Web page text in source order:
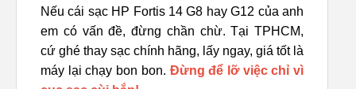
Nếu cái sạc HP Fortis 14 G8 hay G12 của anh
em có vấn đề, đừng chần chừ. Tại TPHCM,
cứ ghé thay sạc chính hãng, lấy ngay, giá tốt là
máy lại chạy bon bon. Đừng để lỡ việc chỉ vì